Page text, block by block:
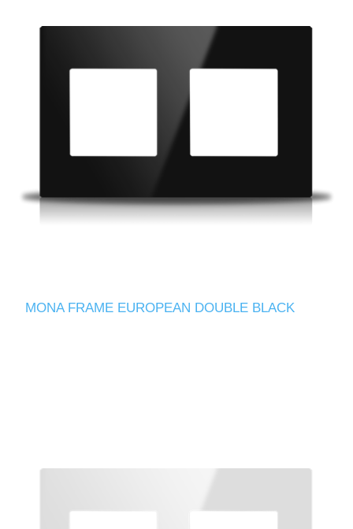
MONA FRAME EUROPEAN DOUBLE BLACK